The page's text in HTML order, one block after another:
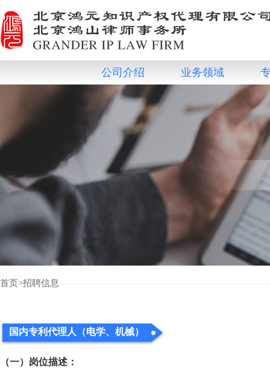
公司介绍 业务领域
首页>招聘信息
国内专利代理人（电学、机械）
（一）岗位描述：